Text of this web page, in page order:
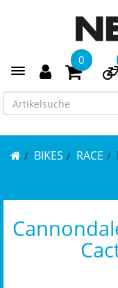
Toggle navigation
0
BIKES RACE